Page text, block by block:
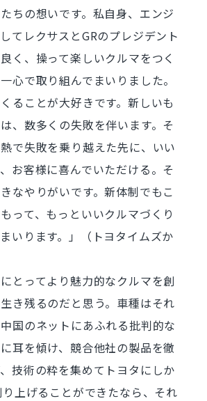
ちの想いです。私自身、エンジ
てレクサスとGRのプレジデント
く、操って楽しいクルマをつく
心で取り組んでまいりました。
ることが大好きです。新しいも
、数多くの失敗を伴います。そ
で失敗を乗り越えた先に、いい
お客様に喜んでいただける。そ
なやりがいです。新体制でもこ
って、もっといいクルマづくり
いります。」（トヨタイムズか
とってより魅力的なクルマを創
き残るのだと思う。車種はそれ
国のネットにあふれる批判的な
耳を傾け、競合他社の製品を徹
技術の粋を集めてトヨタにしか
上げることができたなら、それ